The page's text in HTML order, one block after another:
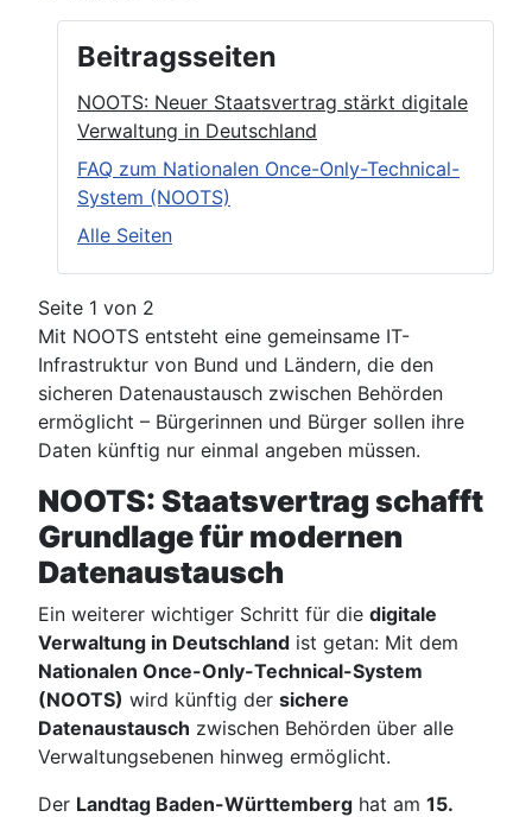
Beitragsseiten
NOOTS: Neuer Staatsvertrag stärkt digitale
Verwaltung in Deutschland
FAQ zum Nationalen Once-Only-Technical-
System (NOOTS)
Alle Seiten
Seite 1 von 2
Mit NOOTS entsteht eine gemeinsame IT-
Infrastruktur von Bund und Ländern, die den
sicheren Datenaustausch zwischen Behörden
ermöglicht – Bürgerinnen und Bürger sollen ihre
Daten künftig nur einmal angeben müssen.
NOOTS: Staatsvertrag schafft
Grundlage für modernen
Datenaustausch
Ein weiterer wichtiger Schritt für die digitale
Verwaltung in Deutschland ist getan: Mit dem
Nationalen Once-Only-Technical-System
(NOOTS) wird künftig der sichere
Datenaustausch zwischen Behörden über alle
Verwaltungsebenen hinweg ermöglicht.
Der Landtag Baden-Württemberg hat am 15.